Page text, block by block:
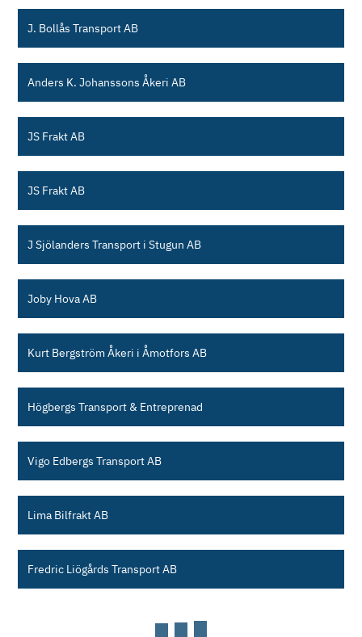
J. Bollås Transport AB
Anders K. Johanssons Åkeri AB
JS Frakt AB
JS Frakt AB
J Sjölanders Transport i Stugun AB
Joby Hova AB
Kurt Bergström Åkeri i Åmotfors AB
Högbergs Transport & Entreprenad
Vigo Edbergs Transport AB
Lima Bilfrakt AB
Fredric Liögårds Transport AB